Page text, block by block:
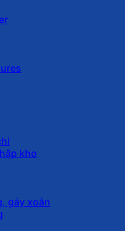
kho
gáy xoắn